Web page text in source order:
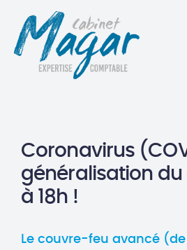
Coronavirus
généralisation
à 18h !
Le couvre-feu avancé